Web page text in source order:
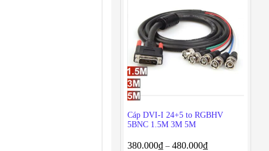
Cáp DVI-I 24+5 to RGBHV
5BNC 1.5M 3M 5M
380.000₫ –480.000₫